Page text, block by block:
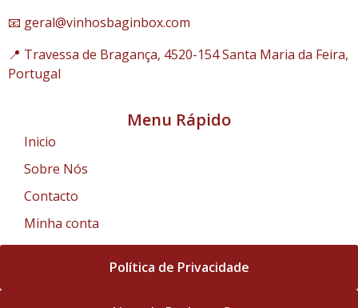
📧 geral@vinhosbaginbox.com
📍 Travessa de Bragança, 4520-154 Santa Maria da Feira,
Portugal
Menu Rápido
Inicio
Sobre Nós
Contacto
Minha conta
Política de Privacidade